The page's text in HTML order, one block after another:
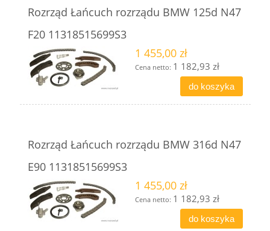
Rozrząd Łańcuch rozrządu BMW 125d N47
F20 11318515699S3
1 455,00 zł
Cena netto: 1 182,93 zł
do koszyka
Rozrząd Łańcuch rozrządu BMW 316d N47
E90 11318515699S3
1 455,00 zł
Cena netto: 1 182,93 zł
do koszyka